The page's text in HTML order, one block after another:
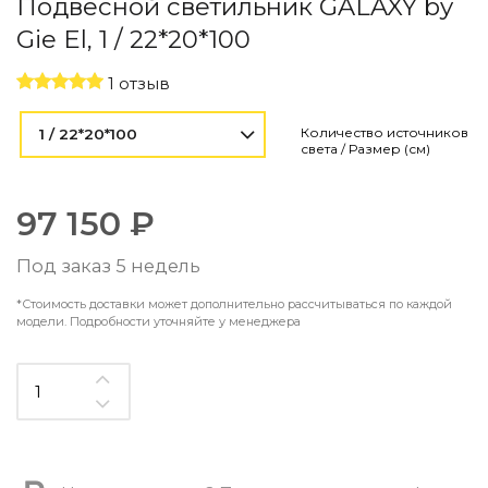
Контемпорари
Производство архитектурного и декоративного
Мебель
По типу
Стулья
Кровати и матрасы
Полки и стеллажи
Консоли
Мебель по назначению
Производство мебели на заказ Romatti
Корпусная мебель на заказ
Офисная мебель
Подвесной светильник GALAXY by
Gie El, 1 / 22*20*100
1 отзыв
Количество источников
света / Размер (см)
1 / 22*20*100
97 150 ₽
Под заказ 5 недель
*Стоимость доставки может дополнительно рассчитываться по каждой
модели. Подробности уточняйте у менеджера